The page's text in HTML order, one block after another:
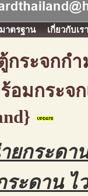
าตรฐาน เกี่ยวกับเรา
กระจกก
อมกระจ
ยกระดา
ระดาน